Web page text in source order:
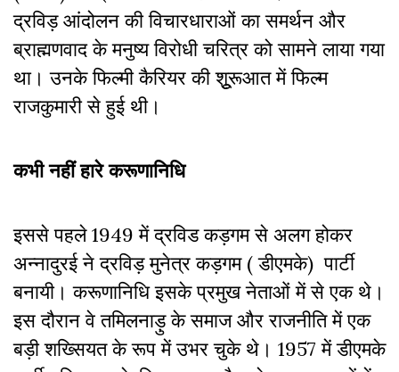
द्रविड़ आंदोलन की विचारधाराओं का समर्थन और
ब्राह्मणवाद के मनुष्य विरोधी चरित्र को सामने लाया गया
था। उनके फिल्मी कैरियर की शुूरूआत में फिल्म
राजकुमारी से हुई थी।
कभी नहीं हारे करूणानिधि
इससे पहले 1949 में द्रविड कड़गम से अलग होकर
अन्नादुरई ने द्रविड़ मुनेत्र कड़गम ( डीएमके) पार्टी
बनायी। करूणानिधि इसके प्रमुख नेताओं में से एक थे।
इस दौरान वे तमिलनाड़ु के समाज और राजनीति में एक
बड़ी शख्सियत के रूप में उभर चुके थे। 1957 में डीएमके